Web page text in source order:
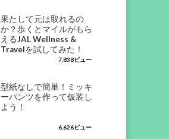
果たして元は取れるの
か？歩くとマイルがもら
えるJAL Wellness &
Travelを試してみた！
7,838ビュー
型紙なしで簡単！ミッキ
ーパンツを作って仮装し
よう！
6,626ビュー